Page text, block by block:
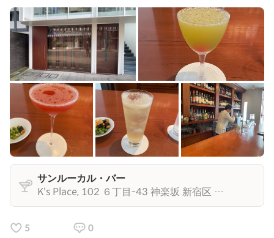
サンルーカル・バー
K's Place, 102 ６丁目-43 神楽坂 新宿区 東京都 162-0825
5 0